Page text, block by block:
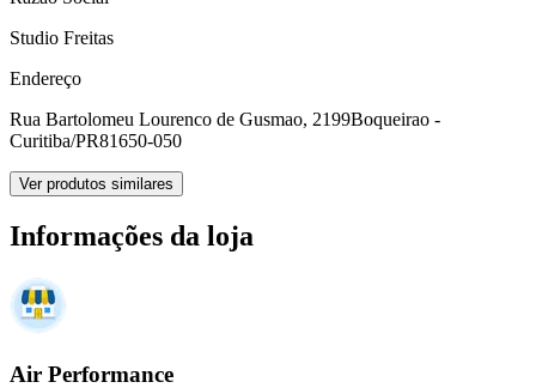
Studio Freitas
Endereço
Rua Bartolomeu Lourenco de Gusmao, 2199Boqueirao -
Curitiba/PR81650-050
Ver produtos similares
Informações da loja
Air Performance